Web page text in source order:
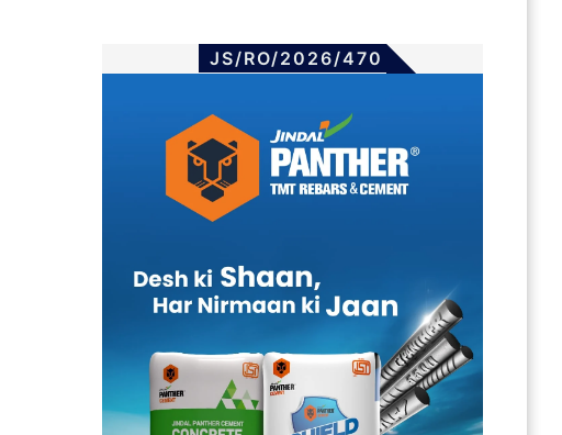
JS/RO/2026/470